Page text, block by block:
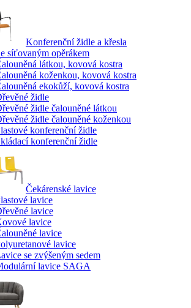
Konferenční židle a křesla
síťovaným opěrákem
látkou, kovová kostra
koženkou, kovová kostra
ekokůží, kovová kostra
židle
židle čalouněné látkou
židle čalouněné koženkou
konferenční židle
konferenční židle
Čekárenské lavice
lavice
lavice
lavice
lavice
lavice
se zvýšeným sedem
lavice SAGA